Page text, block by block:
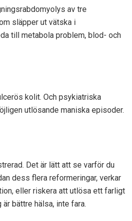
av tre
släpper ut vätska i
till metabola problem, blod- och
kolit. Och psykiatriska
utlösande maniska episoder.
Det är lätt att se varför du
dess flera reformeringar, verkar
eller riskera att utlösa ett farligt
bättre hälsa, inte fara.